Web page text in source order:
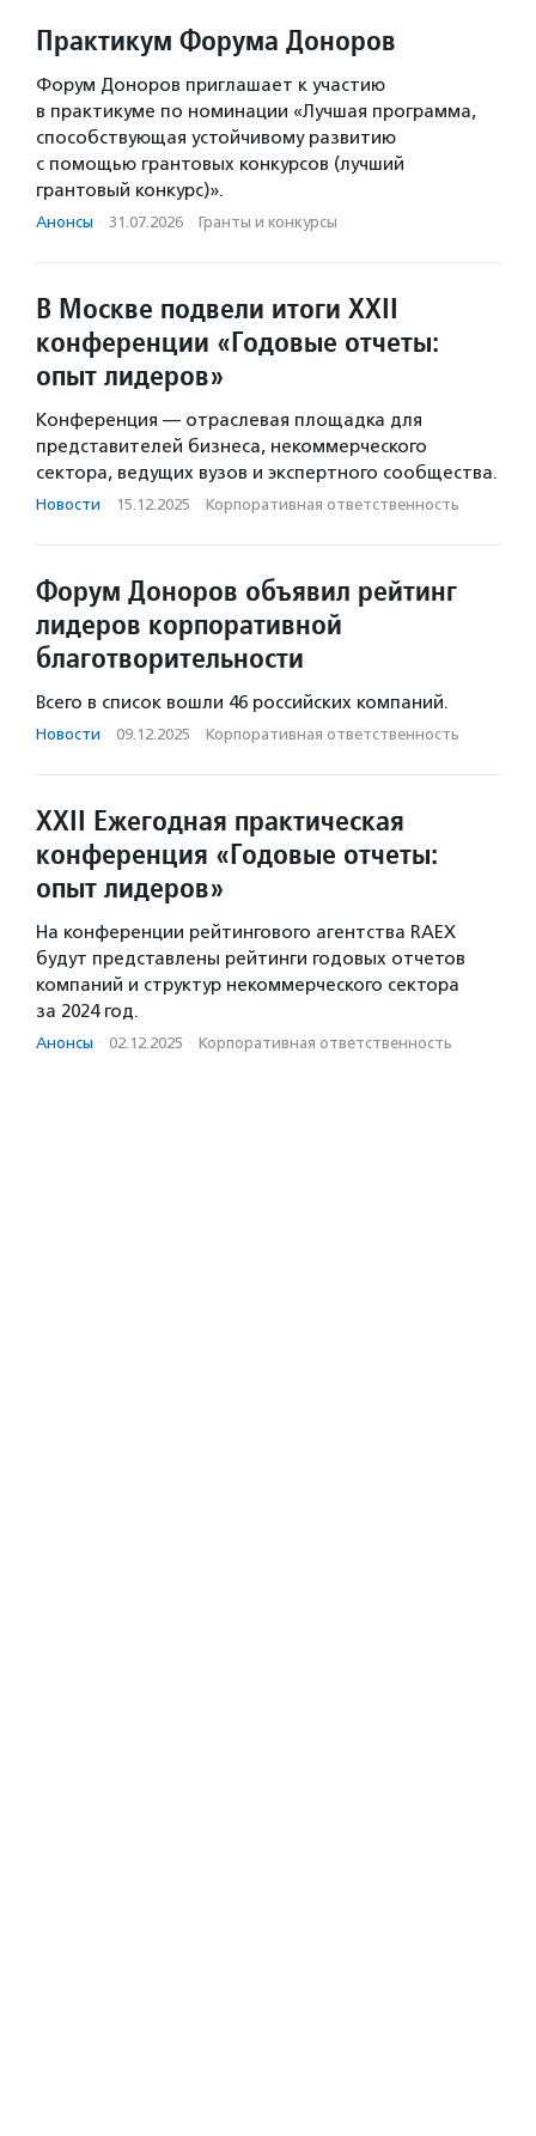
Практикум Форума Доноров
Форум Доноров приглашает к участию
в практикуме по номинации «Лучшая программа,
способствующая устойчивому развитию
с помощью грантовых конкурсов (лучший
грантовый конкурс)».
Анонсы · 31.07.2026 · Гранты и конкурсы
В Москве подвели итоги XXII
конференции «Годовые отчеты:
опыт лидеров»
Конференция — отраслевая площадка для
представителей бизнеса, некоммерческого
сектора, ведущих вузов и экспертного сообщества.
Новости · 15.12.2025 · Корпоративная ответственность
Форум Доноров объявил рейтинг
лидеров корпоративной
благотворительности
Всего в список вошли 46 российских компаний.
Новости · 09.12.2025 · Корпоративная ответственность
ХХII Ежегодная практическая
конференция «Годовые отчеты:
опыт лидеров»
На конференции рейтингового агентства RAEX
будут представлены рейтинги годовых отчетов
компаний и структур некоммерческого сектора
за 2024 год.
Анонсы · 02.12.2025 · Корпоративная ответственность